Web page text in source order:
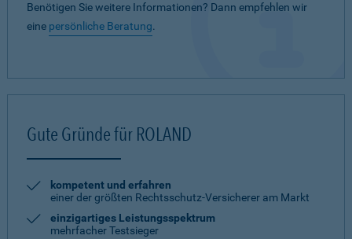
Benötigen Sie weitere Informationen? Dann empfehlen wir
eine persönliche Beratung.
Gute Gründe für ROLAND
kompetent und erfahren
einer der größten Rechtsschutz-Versicherer am Markt
einzigartiges Leistungsspektrum
mehrfacher Testsieger